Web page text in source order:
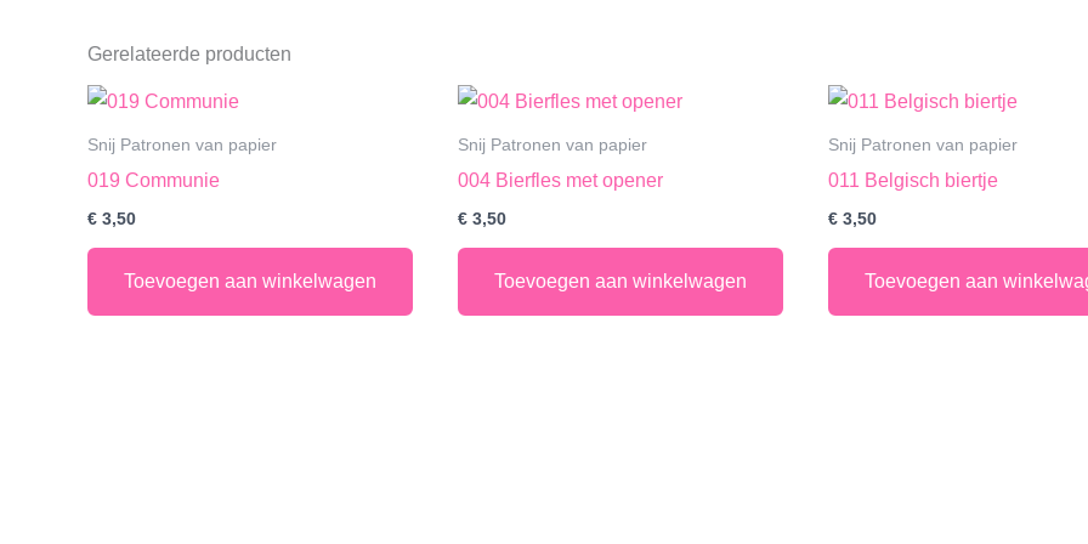
Gerelateerde producten
Snij Patronen van papier
019 Communie
€ 3,50
Toevoegen aan winkelwagen
Snij Patronen van papier
004 Bierfles met opener
€ 3,50
Toevoegen aan winkelwagen
Snij Patronen van papier
011 Belgisch biertje
€ 3,50
Toevoegen aan